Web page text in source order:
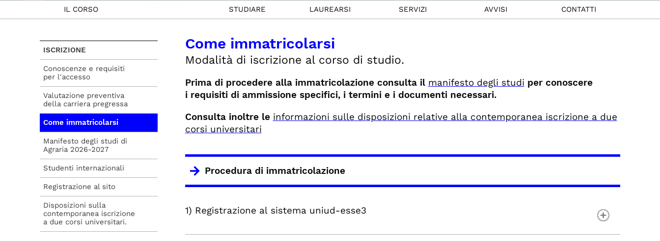
IL CORSO STUDIARE LAUREARSI SERVIZI AVVISI CONTATTI
Come immatricolarsi
Modalità di iscrizione al corso di studio.
Prima di procedere alla immatricolazione consulta il manifesto degli studi per conoscere
i requisiti di ammissione specifici, i termini e i documenti necessari.
Consulta inoltre le informazioni sulle disposizioni relative alla contemporanea iscrizione a due
corsi universitari
Procedura di immatricolazione
1) Registrazione al sistema uniud-esse3
ISCRIZIONE
Conoscenze e requisiti
per l'accesso
Valutazione preventiva
della carriera pregressa
Come immatricolarsi
Manifesto degli studi di
Agraria 2026-2027
Studenti internazionali
Registrazione al sito
Disposizioni sulla
contemporanea iscrizione
a due corsi universitari.